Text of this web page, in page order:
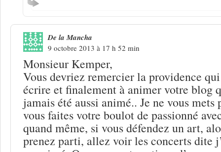
De la Mancha
9 octobre 2013 à 17 h 52 min
Monsieur Kemper,
Vous devriez remercier la providence
écrire et finalement à animer votre blog
jamais été aussi animé.. Je ne vous mets
vous faites votre boulot de passionné
quand même, si vous défendez un art,
prenez parti, allez voir les concerts dite